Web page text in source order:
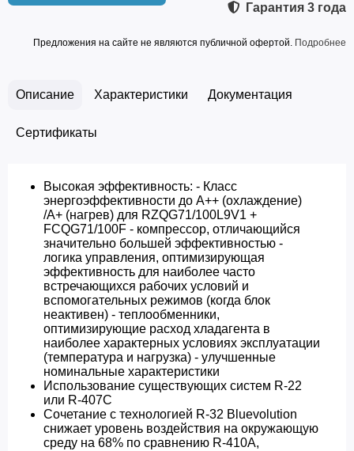
Гарантия 3 года
Предложения на сайте не являются публичной офертой. Подробнее
Описание Характеристики Документация
Сертификаты
Высокая эффективность: - Класс
энергоэффективности до A++ (охлаждение)
/A+ (нагрев) для RZQG71/100L9V1 +
FCQG71/100F - компрессор, отличающийся
значительно большей эффективностью -
логика управления, оптимизирующая
эффективность для наиболее часто
встречающихся рабочих условий и
вспомогательных режимов (когда блок
неактивен) - теплообменники,
оптимизирующие расход хладагента в
наиболее характерных условиях эксплуатации
(температура и нагрузка) - улучшенные
номинальные характеристики
Использование существующих систем R-22
или R-407C
Сочетание с технологией R-32 Bluevolution
снижает уровень воздействия на окружающую
среду на 68% по сравнению R-410A,